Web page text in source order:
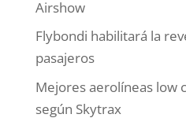
Airshow
Flybondi habilitará la
pasajeros
Mejores aerolíneas low
según Skytrax